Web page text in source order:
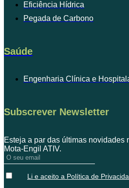
Eficiência Hídrica
Pegada de Carbono
Saúde
Engenharia Clínica e
Subscrever Newsletter
Esteja a par das últimas novidades
Mota-Engil ATIV.
Li e aceito a Política de